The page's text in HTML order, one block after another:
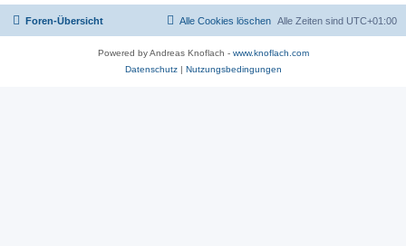
Foren-Übersicht Alle Zeiten sind UTC+01:00
Alle Cookies löschen
Powered by Andreas Knoflach - www.knoflach.com
Datenschutz| Nutzungsbedingungen